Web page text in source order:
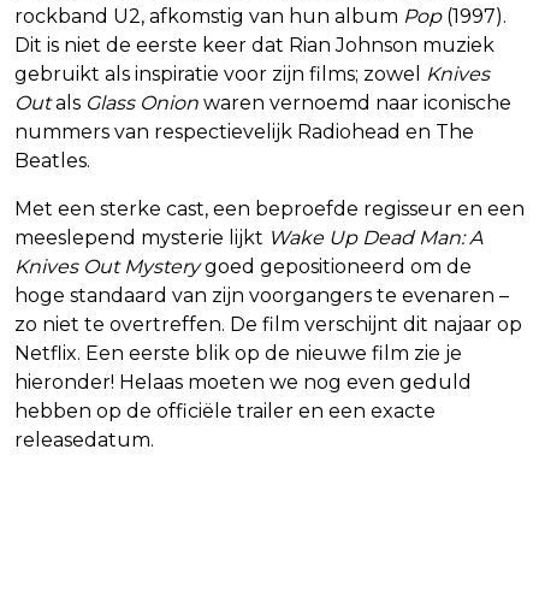
rockband U2, afkomstig van hun album Pop(1997).
Dit is niet de eerste keer dat Rian Johnson muziek
gebruikt als inspiratie voor zijn films; zowel
Knives
Outals Glass Onion waren vernoemd naar iconische
nummers van respectievelijk Radiohead en The
Beatles.
Met een sterke cast, een beproefde regisseur en een
meeslepend mysterie lijkt Wake Up Dead Man: A
Knives Out Mysterygoed gepositioneerd om de
hoge standaard van zijn voorgangers te evenaren –
zo niet te overtreffen. De film verschijnt dit najaar op
Netflix. Een eerste blik op de nieuwe film zie je
hieronder! Helaas moeten we nog even geduld
hebben op de officiële trailer en een exacte
releasedatum.